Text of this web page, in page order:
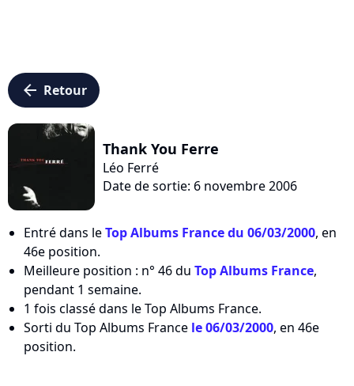
arrow_left Retour
Thank You Ferre
Léo Ferré
Date de sortie: 6 novembre 2006
Entré dans leTop Albums France du 06/03/2000, en
46e position.
Meilleure position : n° 46 du Top Albums France,
pendant 1 semaine.
1 fois classé dans le Top Albums France.
Sorti du Top Albums France le 06/03/2000, en 46e
position.